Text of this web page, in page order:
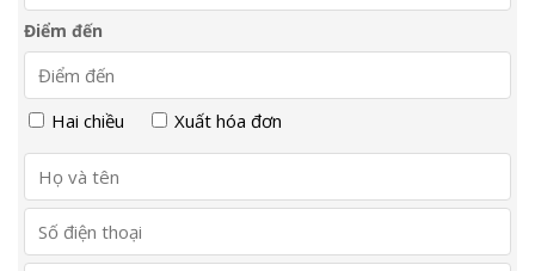
Điểm đến
Hai chiều Xuất hóa đơn